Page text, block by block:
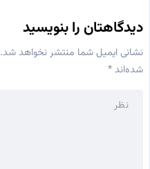
دیدگاهتان را بنویسید
نشانی ایمیل شما منتشر نخواهد شد.
شده‌اند*